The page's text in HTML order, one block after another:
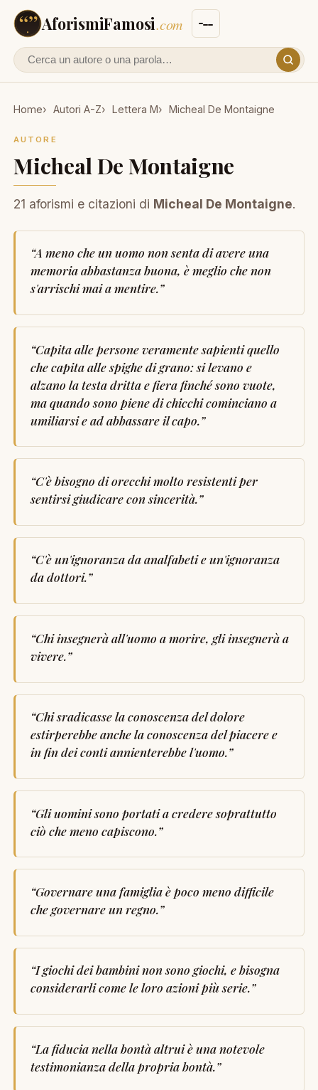
AforismiFamosi.com
Cerca un autore o un aforisma
Home Autori A-Z Lettera M Micheal De Montaigne
AUTORE
Micheal De Montaigne
21 aforismi e citazioni di Micheal De Montaigne.
“A meno che un uomo non senta di avere una
memoria abbastanza buona, è meglio che non
s'arrischi mai a mentire.”
“Capita alle persone veramente sapienti quello
che capita alle spighe di grano: si levano e
alzano la testa dritta e fiera finché sono vuote,
ma quando sono piene di chicchi cominciano a
umiliarsi e ad abbassare il capo.”
“C'è bisogno di orecchi molto resistenti per
sentirsi giudicare con sincerità.”
“C'è un'ignoranza da analfabeti e un'ignoranza
da dottori.”
“Chi insegnerà all'uomo a morire, gli insegnerà a
vivere.”
“Chi sradicasse la conoscenza del dolore
estirperebbe anche la conoscenza del piacere e
in fin dei conti annienterebbe l'uomo.”
“Gli uomini sono portati a credere soprattutto
ciò che meno capiscono.”
“Governare una famiglia è poco meno difficile
che governare un regno.”
“I giochi dei bambini non sono giochi, e bisogna
considerarli come le loro azioni più serie.”
“La fiducia nella bontà altrui è una notevole
testimonianza della propria bontà.”